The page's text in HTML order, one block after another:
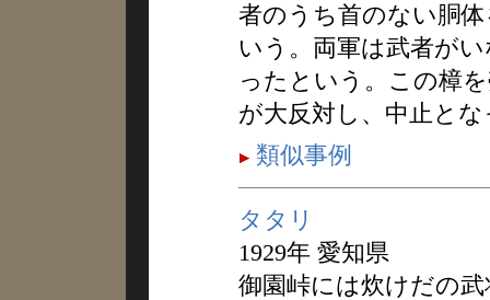
者のうち首のない胴
いう。両軍は武者が
ったという。この樟
が大反対し、中止と
類似事例
タタリ
1929年 愛知県
御園峠には炊けだの